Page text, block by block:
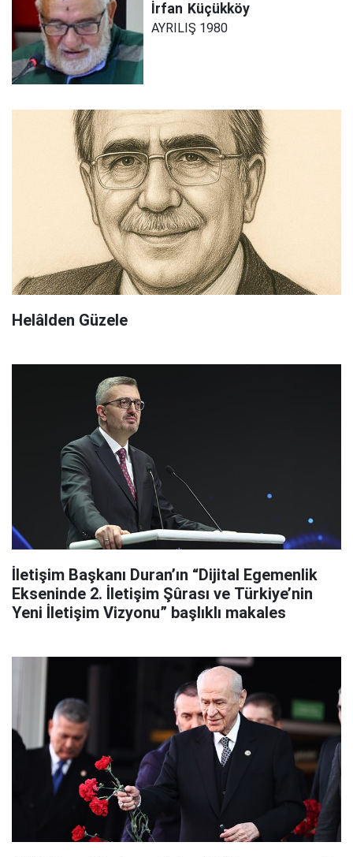
İrfan Küçükköy
AYRILIŞ 1980
Helâlden Güzele
İletişim Başkanı Duran’ın “Dijital Egemenlik
Ekseninde 2. İletişim Şûrası ve Türkiye’nin
Yeni İletişim Vizyonu” başlıklı makales